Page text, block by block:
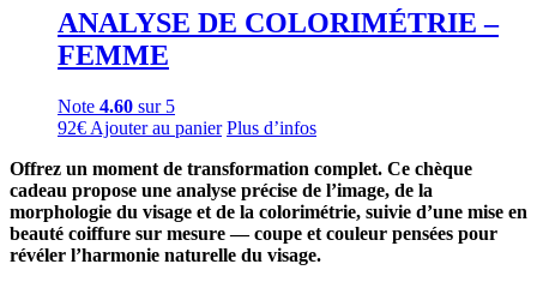
ANALYSE DE COLORIMÉTRIE –
FEMME
Note 4.60 sur 5
92€ Ajouter au panier Plus d’infos
Offrez un moment de transformation complet. Ce chèque
cadeau propose une analyse précise de l’image, de la
morphologie du visage et de la colorimétrie, suivie d’une mise en
beauté coiffure sur mesure — coupe et couleur pensées pour
révéler l’harmonie naturelle du visage.